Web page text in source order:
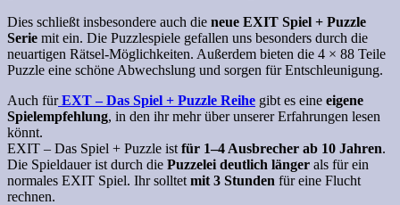
Dies schließt insbesondere auch die neue EXIT Spiel + Puzzle
Serie mit ein. Die Puzzlespiele gefallen uns besonders durch die
neuartigen Rätsel-Möglichkeiten. Außerdem bieten die 4 × 88 Teile
Puzzle eine schöne Abwechslung und sorgen für Entschleunigung.
Auch fürEXT – Das Spiel + Puzzle Reihe gibt es eine eigene
Spielempfehlung, in den ihr mehr über unserer Erfahrungen lesen
könnt.
EXIT – Das Spiel + Puzzle ist für 1–4 Ausbrecher ab 10 Jahren.
Die Spieldauer ist durch die Puzzelei deutlich länger als für ein
normales EXIT Spiel. Ihr solltet mit 3 Stunden für eine Flucht
rechnen.